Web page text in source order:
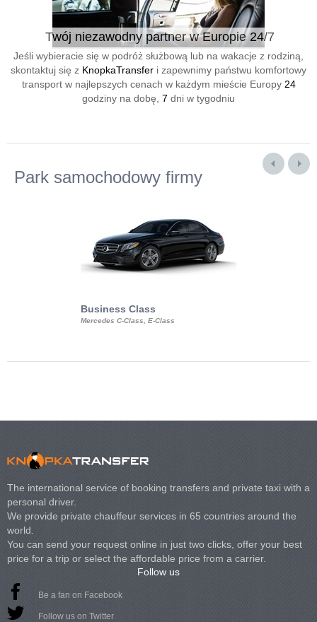
Twój niezawodny partner w Europie 24/7
Jeśli wybieracie się w podróż służbową lub na wakacje z rodziną,
skontaktuj się z KnopkaTransfer i zapewnimy państwu komfortowy
transport w najlepszych cenach w każdym mieście Europy 24
godziny na dobę, 7 dni w tygodniu
Park samochodowy firmy
Business Class
Mercedes C-Class, E-Class
The international service of booking transfers and private taxi with a
personal driver.
We provide private chauffeur services in 65 countries around the
world.
You can send your request online in just two clicks, offer your best
price for a trip or select the affordable price from a carrier.
Follow us
Be a fan on Facebook
Follow us on Twitter